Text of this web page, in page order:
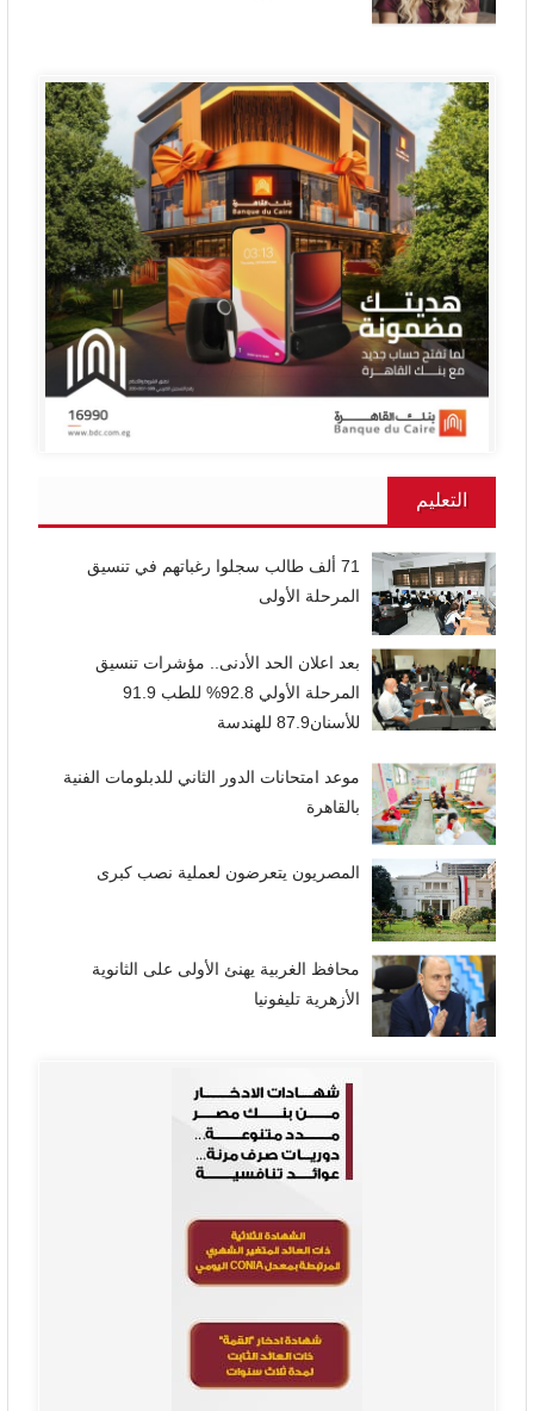
التعليم
71 ألف طالب سجلوا رغباتهم في تنسيق
المرحلة الأولى
بعد اعلان الحد الأدنى.. مؤشرات تنسيق
المرحلة الأولي 92.8% للطب 91.9
للأسنان87.9 للهندسة
موعد امتحانات الدور الثاني للدبلومات الفنية
بالقاهرة
المصريون يتعرضون لعملية نصب كبرى
محافظ الغربية يهنئ الأولى على الثانوية
الأزهرية تليفونيا